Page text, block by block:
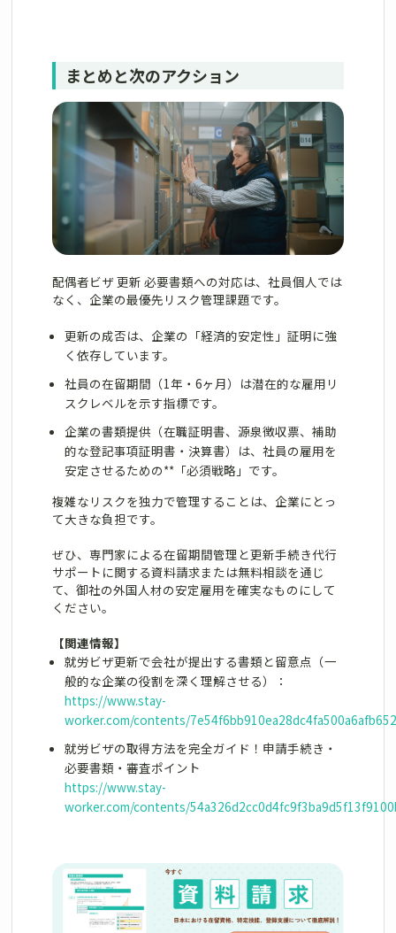
まとめと次のアクション
配偶者ビザ 更新 必要書類への対応は、社員個人では
なく、企業の最優先リスク管理課題です。
更新の成否は、企業の「経済的安定性」証明に強
く依存しています。
社員の在留期間（1年・6ヶ月）は潜在的な雇用リ
スクレベルを示す指標です。
企業の書類提供（在職証明書、源泉徴収票、補助
的な登記事項証明書・決算書）は、社員の雇用を
安定させるための**「必須戦略」です。
複雑なリスクを独力で管理することは、企業にとっ
て大きな負担です。
ぜひ、専門家による在留期間管理と更新手続き代行
サポートに関する資料請求または無料相談を通じ
て、御社の外国人材の安定雇用を確実なものにして
ください。
【関連情報】
就労ビザ更新で会社が提出する書類と留意点（一
般的な企業の役割を深く理解させる）：
https://www.stay-
worker.com/contents/
就労ビザの取得方法を完全ガイド！申請手続き・
必要書類・審査ポイント
https://www.stay-
worker.com/contents/